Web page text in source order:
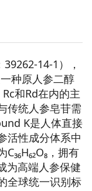
14-1），
种原人参二醇
和Rd在内的主
传统人参皂苷需
K是人体直接
活性成分体系中
，拥有
为高端人参保健
全球统一识别标